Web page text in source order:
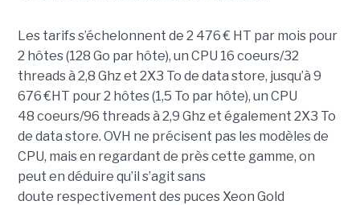
Les tarifs s’échelonnent de 2 476 € HT par mois pour
2 hôtes (128 Go par hôte), un CPU 16 coeurs/32
threads à 2,8 Ghz et 2X3 To de data store, jusqu’à 9
676 €HT pour 2 hôtes (1,5 To par hôte), un CPU
48 coeurs/96 threads à 2,9 Ghz et également 2X3 To
de data store. OVH ne précisent pas les modèles de
CPU, mais en regardant de près cette gamme, on
peut en déduire qu’il s’agit sans
doute respectivement des puces Xeon Gold